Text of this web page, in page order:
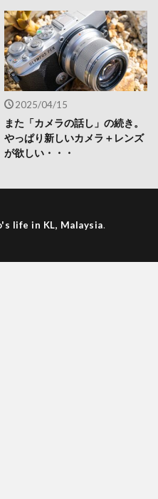
2025/04/15
また「カメラの話し」の続き。
やっぱり新しいカメラ＋レンズ
が欲しい・・・
life in KL, Malaysia.